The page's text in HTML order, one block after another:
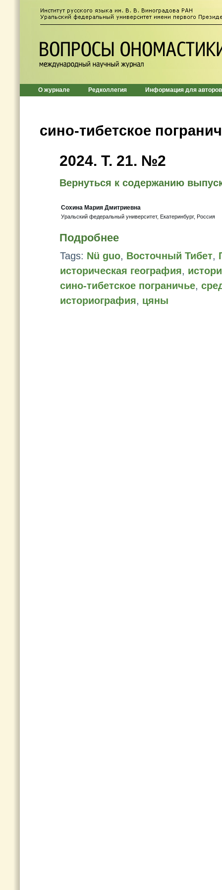
О журнале Редколлегия Информация для авторов
сино-тибетское
2024. Т. 21. №2
Вернуться к содержанию
Сохина Мария Дмитриевна
Уральский федеральный университет, Екатеринбург, Россия
Подробнее
Tags: Nü guo, Восточный Тибет,
историческая география,
сино-тибетское пограничье,
историография, цяны